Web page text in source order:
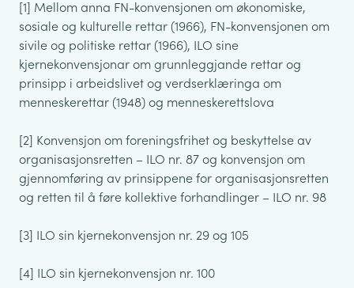
[1] Mellom anna FN-konvensjonen om økonomiske,
sosiale og kulturelle rettar (1966), FN-konvensjonen om
sivile og politiske rettar (1966), ILO sine
kjernekonvensjonar om grunnleggjande rettar og
prinsipp i arbeidslivet og verdserklæringa om
menneskerettar (1948) og menneskerettslova
[2] Konvensjon om foreningsfrihet og beskyttelse av
organisasjonsretten – ILO nr. 87 og konvensjon om
gjennomføring av prinsippene for organisasjonsretten
og retten til å føre kollektive forhandlinger – ILO nr. 98
[3] ILO sin kjernekonvensjon nr. 29 og 105
[4] ILO sin kjernekonvensjon nr. 100